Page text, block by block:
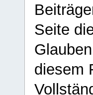
Seite
diesem